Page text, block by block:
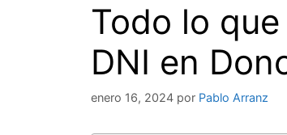
Todo lo
DNI en
enero 16, 2024 por Pablo Arranz